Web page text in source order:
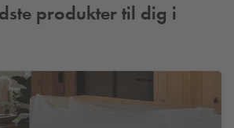
produkter til dig i